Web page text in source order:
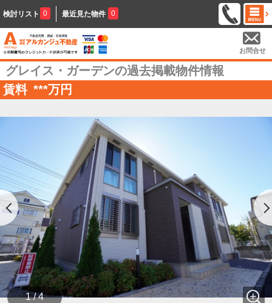
検討リスト 0 最近見た物件 0
お問合せ
グレイス・ガーデンの過去掲載物件情報
賃料 ***万円
1 / 4